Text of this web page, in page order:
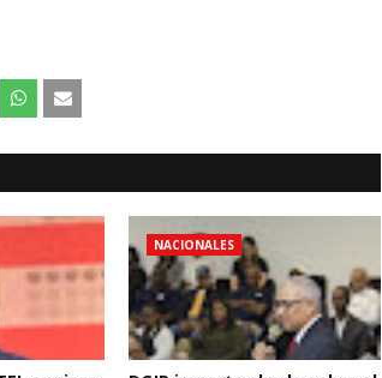
NACIONALES